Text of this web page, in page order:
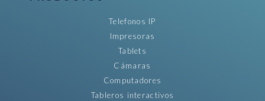
Telefonos IP
Impresoras
Tablets
Cámaras
Computadores
Tableros interactivos